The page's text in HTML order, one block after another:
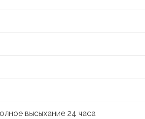
высыхание 24 часа